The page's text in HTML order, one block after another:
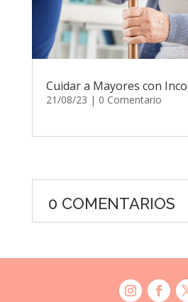
Cuidar a Mayores con
21/08/23 | 0 Comentario
0 COMENTARIOS